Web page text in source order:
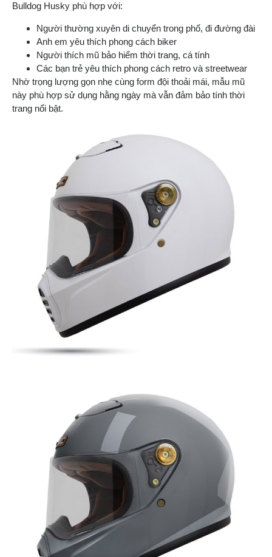
Bulldog Husky phù hợp với:
Người thường xuyên di chuyển trong phố, đi đường đài
Anh em yêu thích phong cách biker
Người thích mũ bảo hiểm thời trang, cá tính
Các bạn trẻ yêu thích phong cách retro và streetwear
Nhờ trọng lượng gọn nhẹ cùng form đội thoải mái, mẫu mũ
này phù hợp sử dụng hằng ngày mà vẫn đảm bảo tính thời
trang nổi bật.